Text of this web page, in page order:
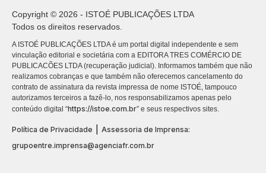
Copyright © 2026 - ISTOÉ PUBLICAÇÕES LTDA
Todos os direitos reservados.
A ISTOÉ PUBLICAÇÕES LTDA é um portal digital independente e sem
vinculação editorial e societária com a EDITORA TRES COMÉRCIO DE
PUBLICACÕES LTDA (recuperação judicial). Informamos também que não
realizamos cobranças e que também não oferecemos cancelamento do
contrato de assinatura da revista impressa de nome ISTOÉ, tampouco
autorizamos terceiros a fazê-lo, nos responsabilizamos apenas pelo
conteúdo digital “https://istoe.com.br” e seus respectivos sites.
Política de Privacidade
Assessoria de Imprensa:
grupoentre.imprensa@agenciafr.com.br